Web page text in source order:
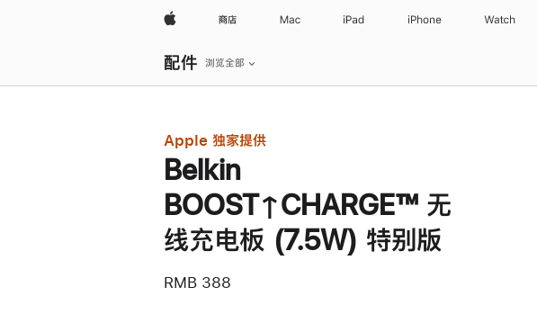
Apple 商店 Mac iPad iPhone Watch
配件
航
浏览全部
Apple 独家提供
Belkin
BOOST↑CHARGE™ 无
线充电板 (7.5W) 特别版
RMB 388